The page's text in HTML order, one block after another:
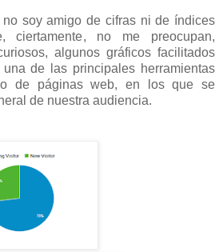
no soy amigo de cifras ni de índices
ciertamente, no me preocupan,
algunos gráficos facilitados
de las principales herramientas
de páginas web, en los que se
de nuestra audiencia.